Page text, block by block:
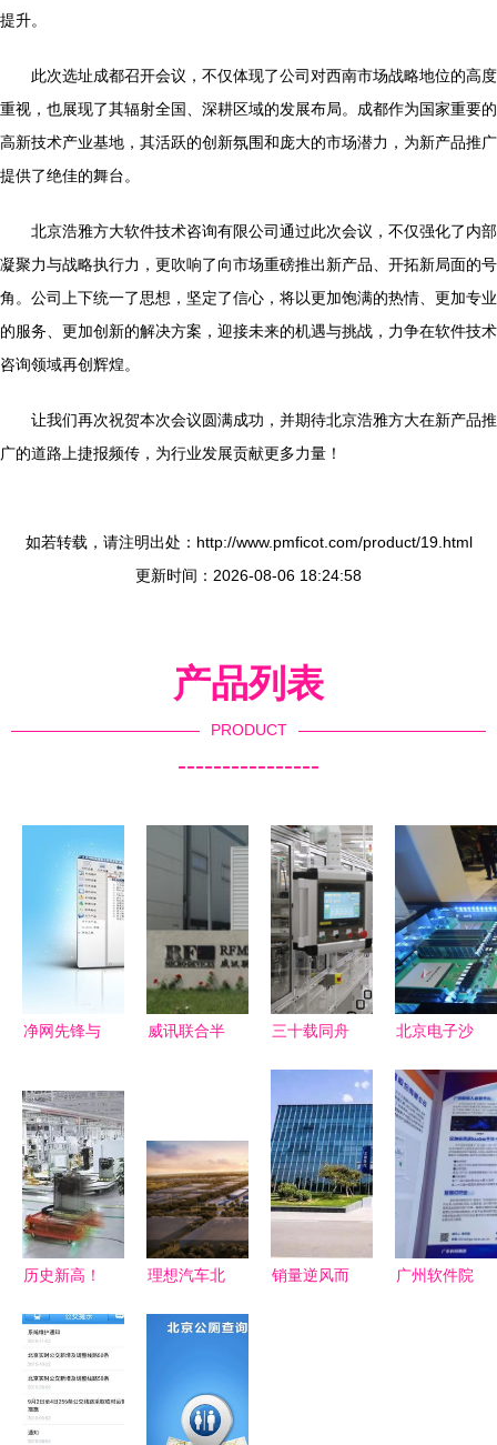
提升。
此次选址成都召开会议，不仅体现了公司对西南市场战略地位的高度
重视，也展现了其辐射全国、深耕区域的发展布局。成都作为国家重要的
高新技术产业基地，其活跃的创新氛围和庞大的市场潜力，为新产品推广
提供了绝佳的舞台。
北京浩雅方大软件技术咨询有限公司通过此次会议，不仅强化了内部
凝聚力与战略执行力，更吹响了向市场重磅推出新产品、开拓新局面的号
角。公司上下统一了思想，坚定了信心，将以更加饱满的热情、更加专业
的服务、更加创新的解决方案，迎接未来的机遇与挑战，力争在软件技术
咨询领域再创辉煌。
让我们再次祝贺本次会议圆满成功，并期待北京浩雅方大在新产品推
广的道路上捷报频传，为行业发展贡献更多力量！
如若转载，请注明出处：http://www.pmficot.com/product/19.html
更新时间：2026-08-06 18:24:58
产品列表
PRODUCT
----------------
净网先锋与
件对比分析
功能、适用
场景与ZOL
下载指南
威讯联合半
件技术咨询
服务的领航
者
三十载同舟
与中国对外
开放新高度
的见证
北京电子沙
厂产线可视
化，引领智
能制造新未
来
历史新高！
产首次突破
50万辆背后
的软件技术
理想汽车北
电智能制造
销量逆风而
广州软件院